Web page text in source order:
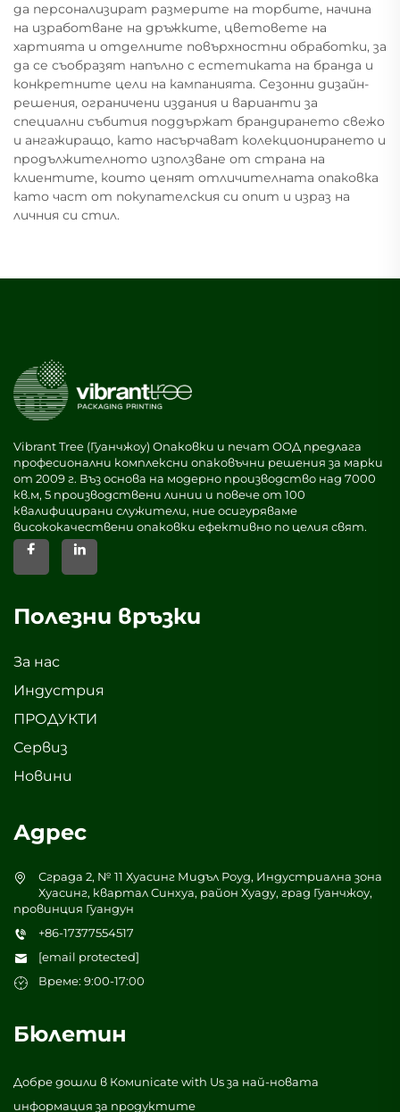
да персонализират размерите на торбите, начина
на изработване на дръжките, цветовете на
хартията и отделните повърхностни обработки, за
да се съобразят напълно с естетиката на бранда и
конкретните цели на кампанията. Сезонни дизайн-
решения, ограничени издания и варианти за
специални събития поддържат брандирането свежо
и ангажиращо, като насърчават колекционирането и
продължителното използване от страна на
клиентите, които ценят отличителната опаковка
като част от покупателския си опит и израз на
личния си стил.
Vibrant Tree (Гуанчжоу) Опаковки и печат ООД предлага
професионални комплексни опаковъчни решения за марки
от 2009 г. Въз основа на модерно производство над 7000
кв.м, 5 производствени линии и повече от 100
квалифицирани служители, ние осигуряваме
висококачествени опаковки ефективно по целия свят.
Полезни връзки
За нас
Индустрия
ПРОДУКТИ
Сервиз
Новини
Адрес
Сграда 2, № 11 Хуасинг Мидъл Роуд, Индустриална зона
Хуасинг, квартал Синхуа, район Хуаду, град Гуанчжоу,
провинция Гуандун
+86-17377554517
[email protected]
Време: 9:00-17:00
Бюлетин
Добре дошли в Комunicate with Us за най-новата
информация за продуктите